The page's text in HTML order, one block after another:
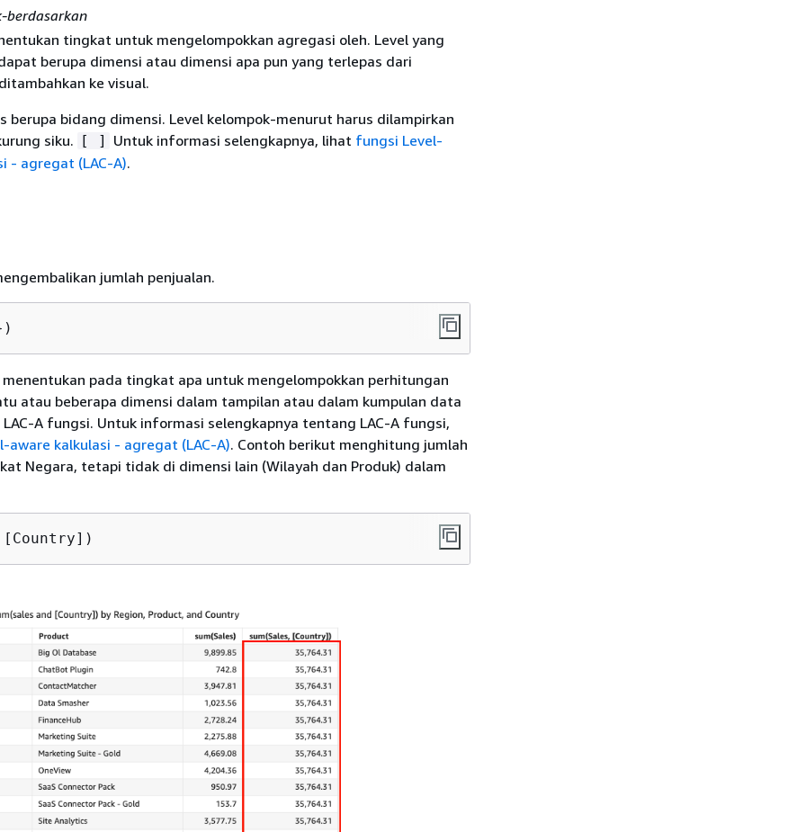
berdasarkan
tingkat untuk mengelompokkan agregasi oleh. Level yang
berupa dimensi atau dimensi apa pun yang terlepas dari
ke visual.
berupa bidang dimensi. Level kelompok-menurut harus dilampirkan
siku.
[ ] Untuk informasi selengkapnya, lihat fungsi Level-
- agregat (LAC-A).
jumlah penjualan.
pada tingkat apa untuk mengelompokkan perhitungan
atau beberapa dimensi dalam tampilan atau dalam kumpulan data
A fungsi. Untuk informasi selengkapnya tentang LAC-A fungsi,
aware kalkulasi - agregat (LAC-A). Contoh berikut menghitung jumlah
Negara, tetapi tidak di dimensi lain (Wilayah dan Produk) dalam